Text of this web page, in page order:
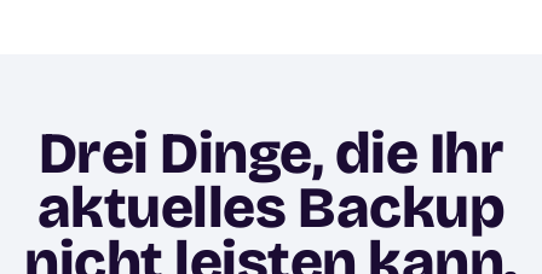
Drei Dinge, die Ihr
aktuelles Backup